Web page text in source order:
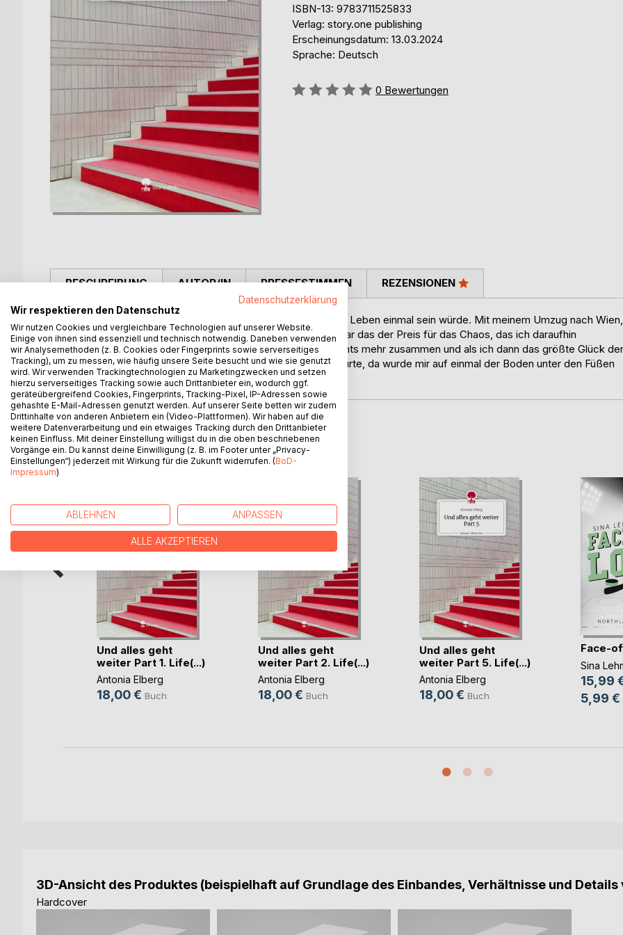
ISBN-13: 9783711525833
Verlag: story.one publishing
Erscheinungsdatum: 13.03.2024
Sprache: Deutsch
Bewertung::
0 Bewertungen
BESCHREIBUNG
Ich hatte nie eine bestimmte Vorstellung gehabt, wie mein Leben einmal sein würde. Mit meinem Umzug nach Wien,
ist bereits mein größter Wunsch in Erfüllung gegangen. War das der Preis für das Chaos, das ich daraufhin
durchlebte? In meinem kleinen Traum passte plötzlich nichts mehr zusammen und als ich dann das größte Glück der
Welt und den größten Schmerz überhaupt gleichzeitig spürte, da wurde mir auf einmal der Boden unter den Füßen
weggerissen und nichts war mehr so, wie es einmal war.
AUTOR/IN PRESSESTIMMEN REZENSIONEN
WEITERE TITEL BEIBoD
Und alles geht
weiter Part 1. Life(...)
Antonia Elberg
18,00 € Buch
Und alles geht
weiter Part 2. Life(...)
Antonia Elberg
18,00 € Buch
Und alles geht
weiter Part 5. Life(...)
Antonia Elberg
18,00 € Buch
Face-
Sina
15,99
5,99 €
3D-Ansicht des Produktes (beispielhaft auf Grundlage des Einbandes, Verhältnisse und
Hardcover
Datenschutzerklärung
Wir respektieren den Datenschutz
Wir nutzen Cookies und vergleichbare Technologien auf unserer Website.
Einige von ihnen sind essenziell und technisch notwendig. Daneben verwenden
wir Analysemethoden (z. B. Cookies oder Fingerprints sowie serverseitiges
Tracking), um zu messen, wie häufig unsere Seite besucht und wie sie genutzt
wird. Wir verwenden Trackingtechnologien zu Marketingzwecken und setzen
hierzu serverseitiges Tracking sowie auch Drittanbieter ein, wodurch ggf.
geräteübergreifend Cookies, Fingerprints, Tracking-Pixel, IP-Adressen sowie
gehashte E-Mail-Adressen genutzt werden. Auf unserer Seite betten wir zudem
Drittinhalte von anderen Anbietern ein (Video-Plattformen). Wir haben auf die
weitere Datenverarbeitung und ein etwaiges Tracking durch den Drittanbieter
keinen Einfluss. Mit deiner Einstellung willigst du in die oben beschriebenen
Vorgänge ein. Du kannst deine Einwilligung (z. B. im Footer unter „Privacy-
Einstellungen“) jederzeit mit Wirkung für die Zukunft widerrufen. (BoD-
Impressum)
ABLEHNEN ANPASSEN
ALLE AKZEPTIEREN